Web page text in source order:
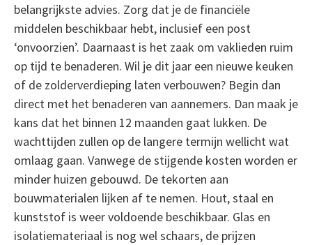
belangrijkste advies. Zorg dat je de financiële
middelen beschikbaar hebt, inclusief een post
‘onvoorzien’. Daarnaast is het zaak om vaklieden ruim
op tijd te benaderen. Wil je dit jaar een nieuwe keuken
of de zolderverdieping laten verbouwen? Begin dan
direct met het benaderen van aannemers. Dan maak je
kans dat het binnen 12 maanden gaat lukken. De
wachttijden zullen op de langere termijn wellicht wat
omlaag gaan. Vanwege de stijgende kosten worden er
minder huizen gebouwd. De tekorten aan
bouwmaterialen lijken af te nemen. Hout, staal en
kunststof is weer voldoende beschikbaar. Glas en
isolatiemateriaal is nog wel schaars, de prijzen